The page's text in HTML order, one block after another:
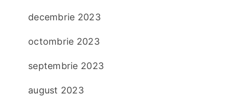
decembrie 2023
octombrie 2023
septembrie 2023
august 2023